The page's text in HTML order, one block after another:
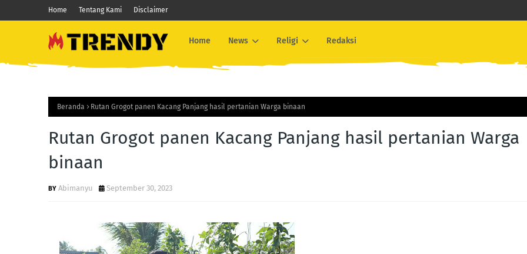
Home Tentang Kami Disclaimer
Home News Religi Redaksi
Beranda Rutan Grogot panen Kacang Panjang hasil pertanian Warga binaan
Rutan Grogot panen Kacang Panjang hasil pertanian Warga
binaan
Abimanyu September 30, 2023